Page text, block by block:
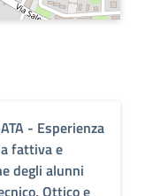
- Esperienza
fattiva e
degli alunni
Ottico e